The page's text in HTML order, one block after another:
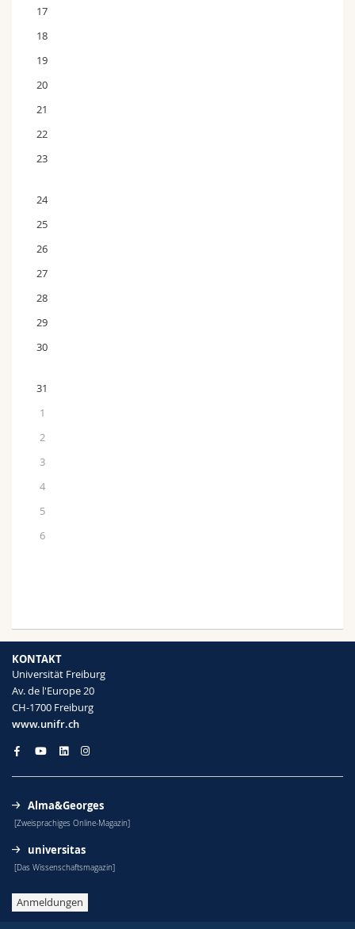
17
18
19
20
21
22
23
24
25
26
27
28
29
30
31
1
2
3
4
5
6
KONTAKT
Universität Freiburg
Av. de l'Europe 20
CH-1700 Freiburg
www.unifr.ch
Alma&Georges
[Zweisprachiges Online-Magazin]
universitas
[Das Wissenschaftsmagazin]
Anmeldungen